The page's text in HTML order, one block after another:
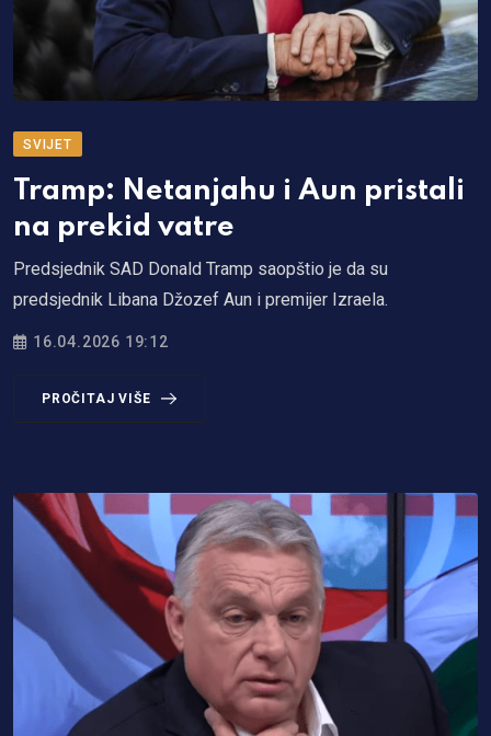
SVIJET
Tramp: Netanjahu i Aun pristali
na prekid vatre
Predsjednik SAD Donald Tramp saopštio je da su
predsjednik Libana Džozef Aun i premijer Izraela.
16.04.2026 19:12
PROČITAJ VIŠE